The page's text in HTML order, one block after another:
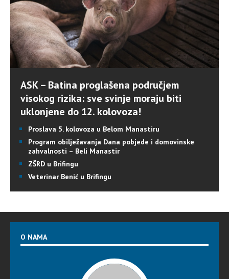
ASK – Batina proglašena područjem
visokog rizika: sve svinje moraju biti
uklonjene do 12. kolovoza!
Proslava 5. kolovoza u Belom Manastiru
Program obilježavanja Dana pobjede i domovinske
zahvalnosti – Beli Manastir
ZŠRD u Brifingu
Veterinar Benić u Brifingu
O NAMA